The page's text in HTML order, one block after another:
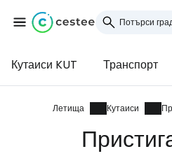
Кутаиси KUT Транспорт
Летища Кутаиси
Влезте в
... световната общност